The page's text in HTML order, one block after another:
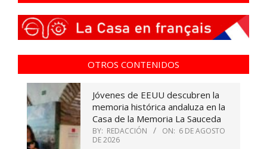
OTROS CONTENIDOS
Jóvenes de EEUU descubren la
memoria histórica andaluza en la
Casa de la Memoria La Sauceda
BY: REDACCIÓN ON: 6 DE AGOSTO
DE 2026